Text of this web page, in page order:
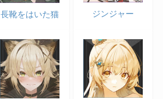
長靴をはいた猫 ジンジャー